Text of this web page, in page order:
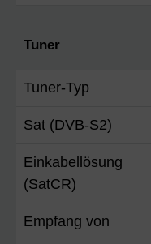
Tuner
Tuner-Typ
Sat (DVB-S2)
Einkabellösung
(SatCR)
Empfang von